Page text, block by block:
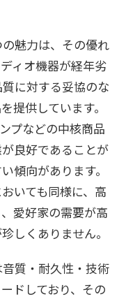
T-1100
魅力は、その優れ
ィオ機器が経年劣
に対する妥協のな
提供しています。
プなどの中核商品
良好であることが
傾向があります。
いても同様に、高
愛好家の需要が高
しくありません。
質・耐久性・技術
ドしており、その